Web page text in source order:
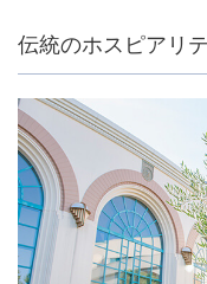
伝統のホスピアリ